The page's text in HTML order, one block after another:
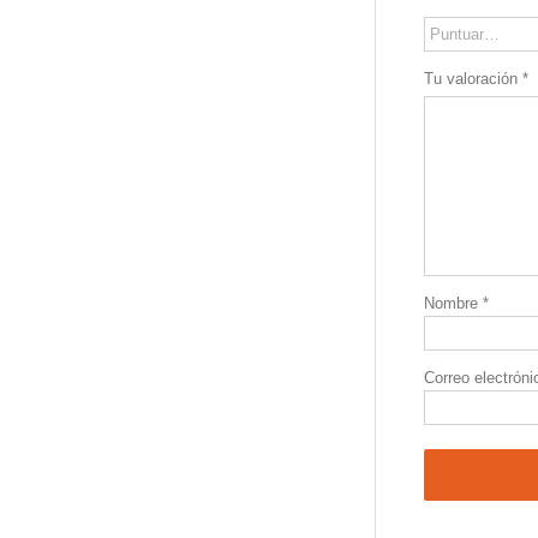
Tu valoración *
Nombre *
Correo